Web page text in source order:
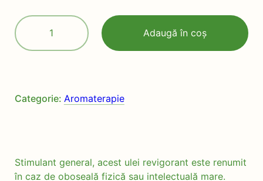
Cantitate
Ulei
esențial
Adaugă în coș
Categorie: Aromaterapie
Stimulant general, acest ulei revigorant este renumit
în caz de oboseală fizică sau intelectuală mare.